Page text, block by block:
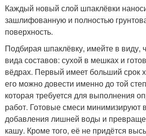
Каждый новый слой шпаклёвки
зашлифованную и полностью
поверхность.
Подбирая шпаклёвку, имейте в виду,
вида составов: сухой в мешках и
вёдрах. Первый имеет больший срок
его можно довести именно до той
которая требуется для выполнения
работ. Готовые смеси минимизируют
добавления лишней воды и
кашу. Кроме того, её не придётся